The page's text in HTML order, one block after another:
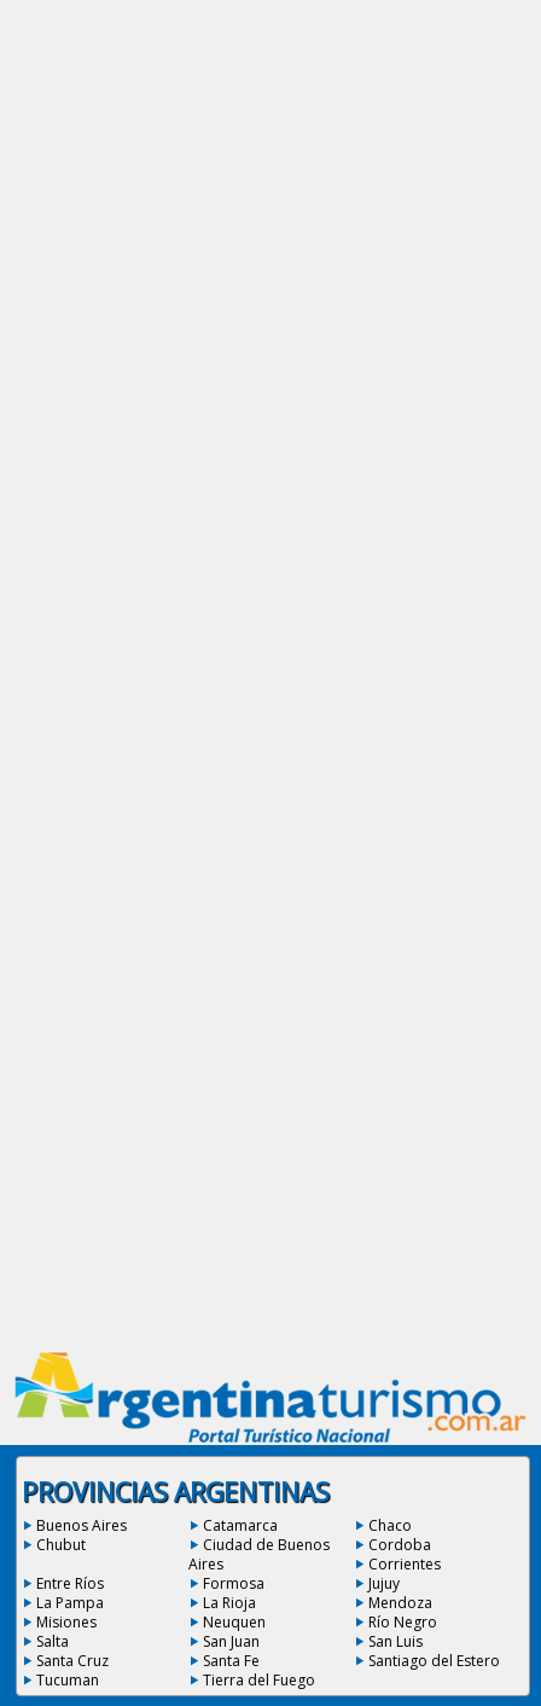
PROVINCIAS ARGENTINAS
Buenos Aires Catamarca
Chaco
Chubut
Ciudad de Buenos
Aires
Cordoba
Corrientes
Entre Ríos
Formosa
Jujuy
La Pampa
La Rioja
Mendoza
Misiones
Neuquen
Río Negro
Salta
San Juan
San Luis
Santa Cruz
Santa Fe
Santiago del Estero
Tucuman
Tierra del Fuego